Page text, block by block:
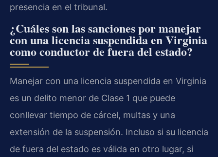
presencia en el tribunal.
¿Cuáles son las sanciones por manejar
con una licencia suspendida en Virginia
como conductor de fuera del estado?
Manejar con una licencia suspendida en Virginia
es un delito menor de Clase 1 que puede
conllevar tiempo de cárcel, multas y una
extensión de la suspensión. Incluso si su licencia
de fuera del estado es válida en otro lugar, si